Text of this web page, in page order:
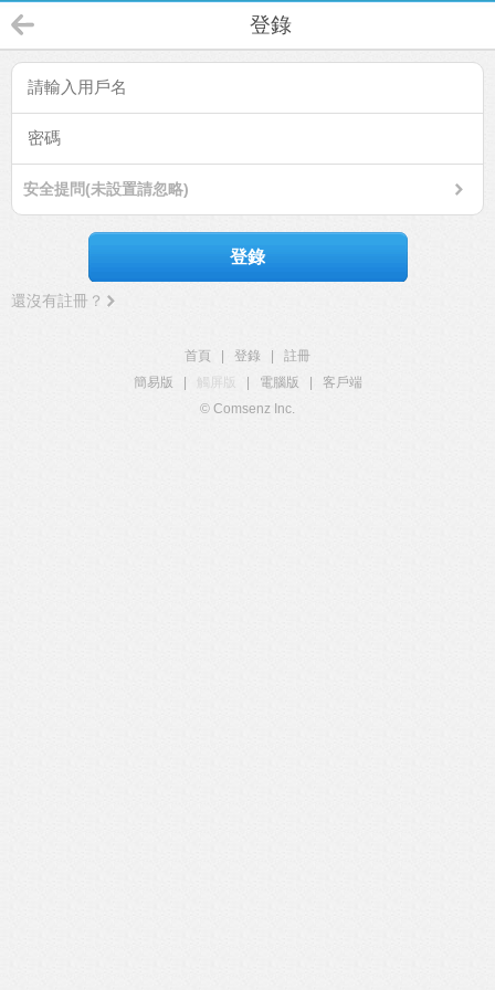
登錄
安全提問(未設置請忽略)
登錄
還沒有註冊？
首頁 登錄
註冊
簡易版
觸屏版 電腦版
客戶端
© Comsenz Inc.